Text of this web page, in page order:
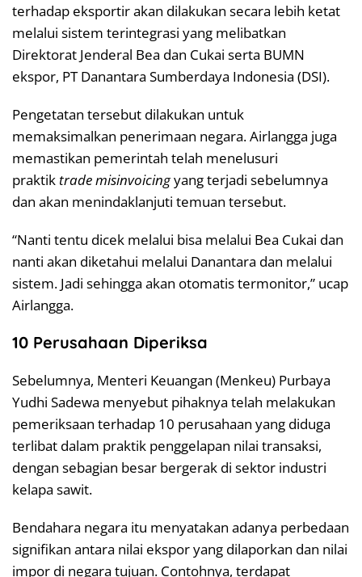
terhadap eksportir akan dilakukan secara lebih ketat
melalui sistem terintegrasi yang melibatkan
Direktorat Jenderal Bea dan Cukai serta BUMN
ekspor, PT Danantara Sumberdaya Indonesia (DSI).
Pengetatan tersebut dilakukan untuk
memaksimalkan penerimaan negara. Airlangga juga
memastikan pemerintah telah menelusuri
praktiktrade misinvoicingyang terjadi sebelumnya
dan akan menindaklanjuti temuan tersebut.
“Nanti tentu dicek melalui bisa melalui Bea Cukai dan
nanti akan diketahui melalui Danantara dan melalui
sistem. Jadi sehingga akan otomatis termonitor,” ucap
Airlangga.
10 Perusahaan Diperiksa
Sebelumnya, Menteri Keuangan (Menkeu) Purbaya
Yudhi Sadewa menyebut pihaknya telah melakukan
pemeriksaan terhadap 10 perusahaan yang diduga
terlibat dalam praktik penggelapan nilai transaksi,
dengan sebagian besar bergerak di sektor industri
kelapa sawit.
Bendahara negara itu menyatakan adanya perbedaan
signifikan antara nilai ekspor yang dilaporkan dan nilai
impor di negara tujuan. Contohnya, terdapat